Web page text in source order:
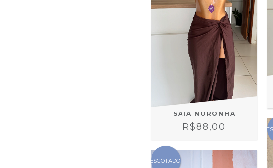
SAIA NORONHA
R$88,00
ESGOTADO!